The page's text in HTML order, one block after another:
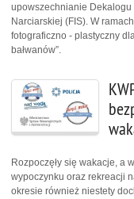
upowszechnianie Dekalogu
Narciarskiej (FIS). W
fotograficzno - plastyczny
bałwanów”.
Rozpoczęły się wakacje, a
wypoczynku oraz rekreacji
okresie również niestety